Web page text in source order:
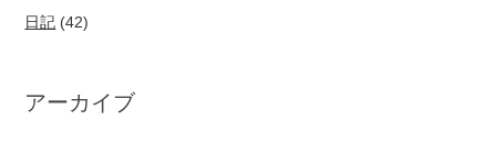
日記 (42)
アーカイブ